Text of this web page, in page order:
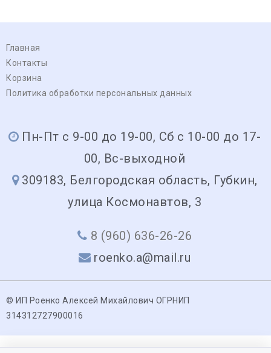
Главная
Контакты
Корзина
Политика обработки персональных данных
Пн-Пт с 9-00 до 19-00, Сб с 10-00 до 17-
00, Вс-выходной
309183, Белгородская область, Губкин,
улица Космонавтов, 3
8 (960) 636-26-26
roenko.a@mail.ru
© ИП Роенко Алексей Михайлович ОГРНИП
314312727900016